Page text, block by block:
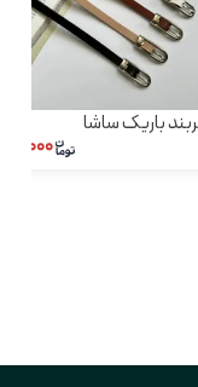
باریک ساشا